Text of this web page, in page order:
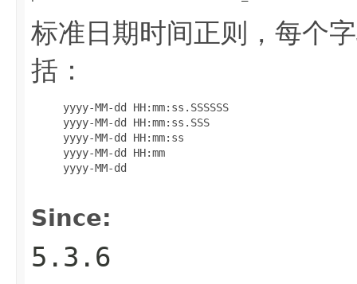
标准日期时间正则，每个
括：
     yyyy-MM-dd HH:mm:ss.SSSSSS
     yyyy-MM-dd HH:mm:ss.SSS
     yyyy-MM-dd HH:mm:ss
     yyyy-MM-dd HH:mm
     yyyy-MM-dd
Since:
5.3.6